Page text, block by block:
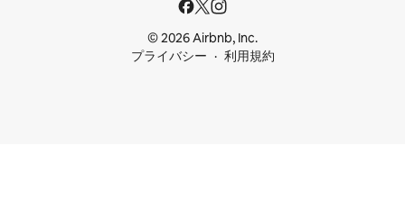
© 2026 Airbnb, Inc.
プライバシー
利用規約